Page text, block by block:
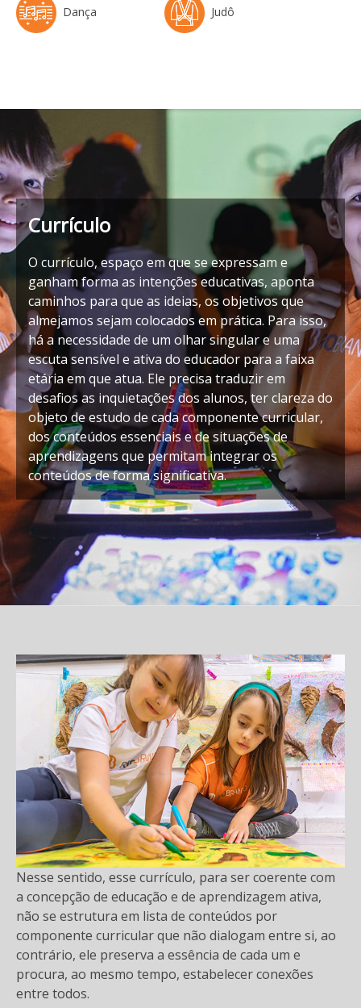
Dança Judô
Currículo
O currículo, espaço em que se expressam e
ganham forma as intenções educativas, aponta
caminhos para que as ideias, os objetivos que
almejamos sejam colocados em prática. Para isso,
há a necessidade de um olhar singular e uma
escuta sensível e ativa do educador para a faixa
etária em que atua. Ele precisa traduzir em
desafios as inquietações dos alunos, ter clareza do
objeto de estudo de cada componente curricular,
dos conteúdos essenciais e de situações de
aprendizagens que permitam integrar os
conteúdos de forma significativa.
Nesse sentido, esse currículo, para ser coerente com
a concepção de educação e de aprendizagem ativa,
não se estrutura em lista de conteúdos por
componente curricular que não dialogam entre si, ao
contrário, ele preserva a essência de cada um e
procura, ao mesmo tempo, estabelecer conexões
entre todos.